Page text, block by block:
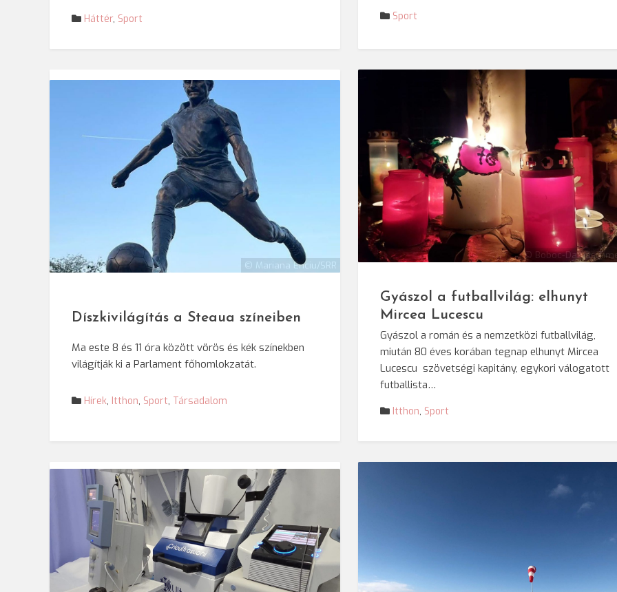
Háttér, Sport Sport
© Mariana Enciu/SRR
Díszkivilágítás a Steaua színeiben
Ma este 8 és 11 óra között vörös és kék színekben
világítják ki a Parlament főhomlokzatát.
Hírek, Itthon, Sport, Társadalom
© Boboc-Darvas
Gyászol a futballvilág: elhunyt
Mircea Lucescu
Gyászol a román és a nemzetközi futballvilág,
miután 80 éves korában tegnap elhunyt Mircea
Lucescu szövetségi kapitány, egykori válogatott
futballista…
Itthon, Sport